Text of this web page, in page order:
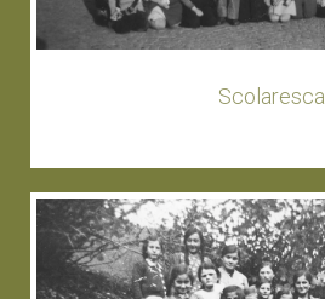
Scolaresca